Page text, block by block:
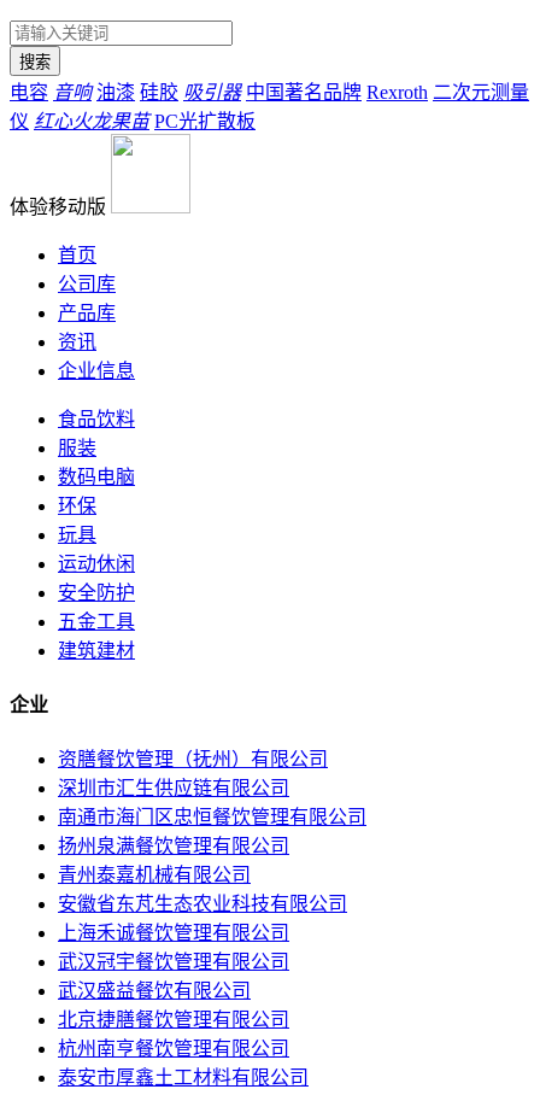
电容 音响 油漆 硅胶 吸引器 中国著名品牌 Rexroth 二次元测量
仪 红心火龙果苗 PC光扩散板
体验移动版
首页
公司库
产品库
资讯
企业信息
食品饮料
服装
数码电脑
环保
玩具
运动休闲
安全防护
五金工具
建筑建材
企业
资膳餐饮管理（抚州）有限公司
深圳市汇生供应链有限公司
南通市海门区忠恒餐饮管理有限公司
扬州泉满餐饮管理有限公司
青州泰嘉机械有限公司
安徽省东芃生态农业科技有限公司
上海禾诚餐饮管理有限公司
武汉冠宇餐饮管理有限公司
武汉盛益餐饮有限公司
北京捷膳餐饮管理有限公司
杭州南亨餐饮管理有限公司
泰安市厚鑫土工材料有限公司